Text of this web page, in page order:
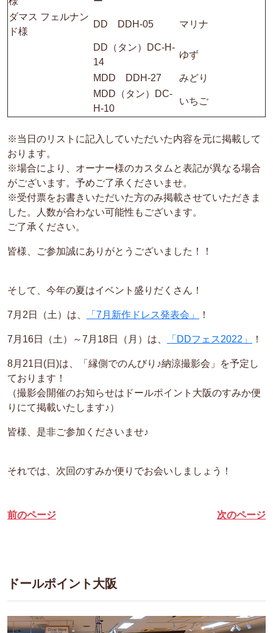
ダマス フェルナン
ド様
DD DDH-05 マリナ
DD（タン）DC-H-
14
ゆず
MDD DDH-27
みどり
MDD（タン）DC-
H-10
いちご
※当日のリストに記入していただいた内容を元に掲載して
おります。
※場合により、オーナー様のカスタムと表記が異なる場合
がございます。予めご了承くださいませ。
※受付票をお書きいただいた方のみ掲載させていただきま
した。人数が合わない可能性もございます。
ご了承ください。
皆様、ご参加誠にありがとうございました！！
そして、今年の夏はイベント盛りだくさん！
7月2日（土）は、 「7月新作ドレス発表会」 ！
7月16日（土）～7月18日（月）は、 「DDフェス2022」 ！
8月21日(日)は、「縁側でのんびり♪納涼撮影会」を予定し
ております！
（撮影会開催のお知らせはドールポイント大阪のすみか便
りにて掲載いたします♪）
皆様、是非ご参加くださいませ♪
それでは、次回のすみか便りでお会いしましょう！
前のページ 次のページ
ドールポイント大阪